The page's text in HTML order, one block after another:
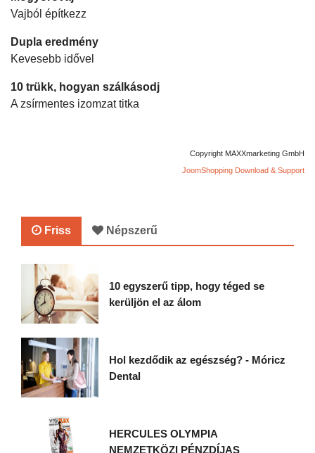
Vajból építkezz
Dupla eredmény
Kevesebb idővel
10 trükk, hogyan szálkásodj
A zsírmentes izomzat titka
Copyright MAXXmarketing GmbH
JoomShopping Download & Support
Friss Népszerű
10 egyszerű tipp, hogy téged se
kerüljön el az álom
Hol kezdődik az egészség? - Móricz
Dental
HERCULES OLYMPIA
NEMZETKÖZI PÉNZDÍJAS